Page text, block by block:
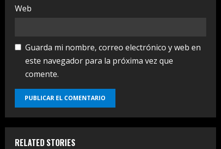
Web
Guarda mi nombre, correo electrónico y web en
este navegador para la próxima vez que
comente.
RELATED STORIES